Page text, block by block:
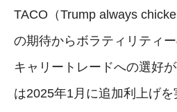
TACO（Trump always
の期待からボラティリティ
キャリートレードへの選好
は2025年1月に追加利上げ